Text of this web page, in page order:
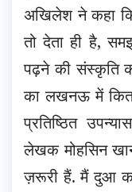
अखिलेश ने कहा
तो देता ही है,
पढ़ने की संस्कृति
का लखनऊ में
प्रतिष्ठित
लेखक मोहसिन
ज़रूरी हैं. मैं दुआ